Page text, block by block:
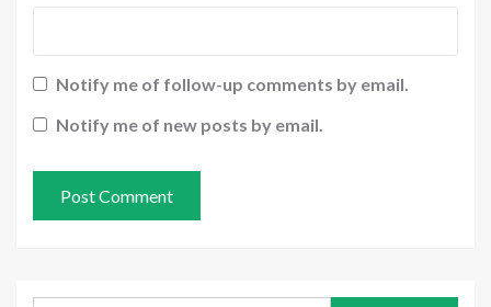
Notify me of follow-up comments by email.
Notify me of new posts by email.